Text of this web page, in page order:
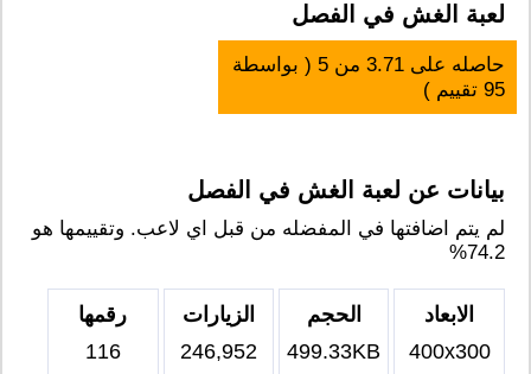
لعبة الغش في الفصل
حاصله على3.71 من5 ( بواسطة
95 تقييم )
بيانات عن لعبة الغش في الفصل
لم يتم اضافتها في المفضله من قبل اي لاعب. وتقييمها هو
74.2%
الابعاد
400x300
الحجم
499.33KB
الزيارات
246,952
رقمها
116